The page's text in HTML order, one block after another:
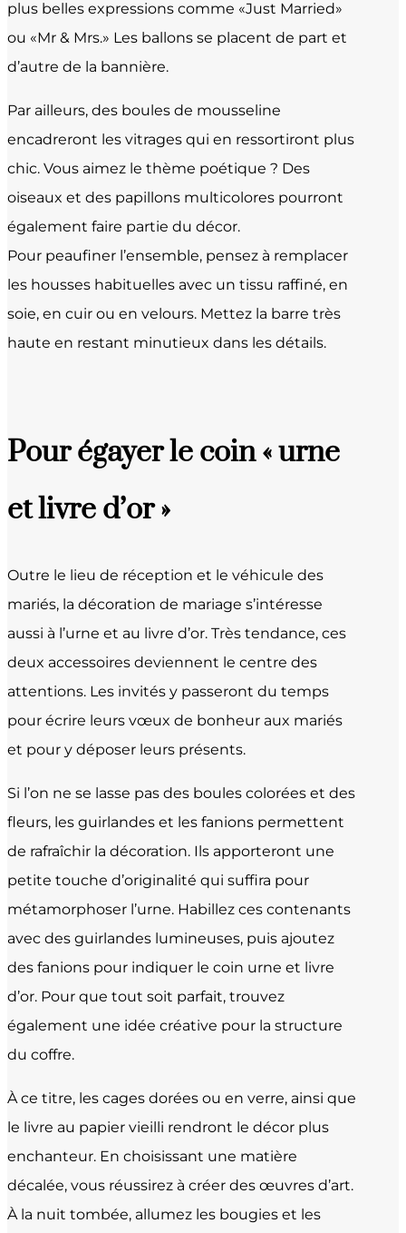
plus belles expressions comme «Just Married»
ou «Mr & Mrs.» Les ballons se placent de part et
d’autre de la bannière.
Par ailleurs, des boules de mousseline
encadreront les vitrages qui en ressortiront plus
chic. Vous aimez le thème poétique ? Des
oiseaux et des papillons multicolores pourront
également faire partie du décor.
Pour peaufiner l’ensemble, pensez à remplacer
les housses habituelles avec un tissu raffiné, en
soie, en cuir ou en velours. Mettez la barre très
haute en restant minutieux dans les détails.
Pour égayer le coin « urne
et livre d’or »
Outre le lieu de réception et le véhicule des
mariés, la décoration de mariage s’intéresse
aussi à l’urne et au livre d’or. Très tendance, ces
deux accessoires deviennent le centre des
attentions. Les invités y passeront du temps
pour écrire leurs vœux de bonheur aux mariés
et pour y déposer leurs présents.
Si l’on ne se lasse pas des boules colorées et des
fleurs, les guirlandes et les fanions permettent
de rafraîchir la décoration. Ils apporteront une
petite touche d’originalité qui suffira pour
métamorphoser l’urne. Habillez ces contenants
avec des guirlandes lumineuses, puis ajoutez
des fanions pour indiquer le coin urne et livre
d’or. Pour que tout soit parfait, trouvez
également une idée créative pour la structure
du coffre.
À ce titre, les cages dorées ou en verre, ainsi que
le livre au papier vieilli rendront le décor plus
enchanteur. En choisissant une matière
décalée, vous réussirez à créer des œuvres d’art.
À la nuit tombée, allumez les bougies et les